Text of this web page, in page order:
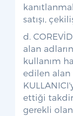
satışı,
d.
alan
kullanım
edilen
ettiği
gerekli